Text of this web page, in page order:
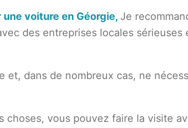
une voiture en Géorgie, Je
des entreprises locales sérieuses
et, dans de nombreux cas, ne
choses, vous pouvez faire la visite